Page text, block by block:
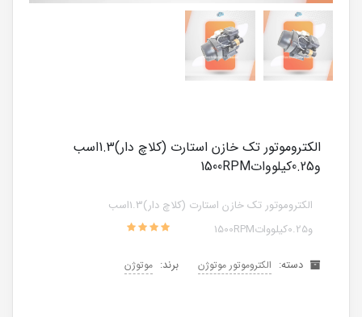
الکتروموتور تک خازن استارت (کلاچ دار)1.3اسب
و0.25کیلووات1500RPM
الکتروموتور تک خازن استارت (کلاچ دار)1.3اسب
و0.25کیلووات1500RPM
دسته: الکتروموتور موتوژن برند: موتوژن